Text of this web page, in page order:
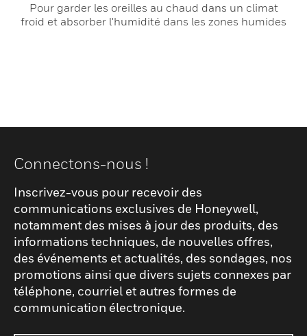
Pour garder les oreilles au chaud dans un climat
froid et absorber l'humidité dans les zones humides
Connectons-nous !
Inscrivez-vous pour recevoir des
communications exclusives de Honeywell,
notamment des mises à jour des produits, des
informations techniques, de nouvelles offres,
des événements et actualités, des sondages, nos
promotions ainsi que divers sujets connexes par
téléphone, courriel et autres formes de
communication électronique.